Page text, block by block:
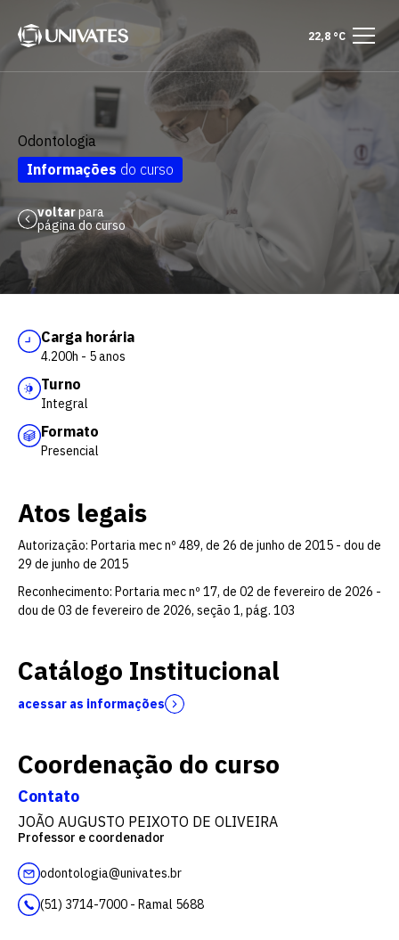
22,8 °C
Odontologia
Informações do curso
voltarpara
página do curso
Carga horária
4.200h - 5 anos
Turno
Integral
Formato
Presencial
Atos legais
Autorização: Portaria mec nº 489, de 26 de junho de 2015 - dou de
29 de junho de 2015
Reconhecimento: Portaria mec nº 17, de 02 de fevereiro de 2026 -
dou de 03 de fevereiro de 2026, seção 1, pág. 103
Catálogo Institucional
acessar as informações
Coordenação do curso
Contato
JOÃO AUGUSTO PEIXOTO DE OLIVEIRA
Professor e coordenador
odontologia@univates.br
(51) 3714-7000 - Ramal 5688